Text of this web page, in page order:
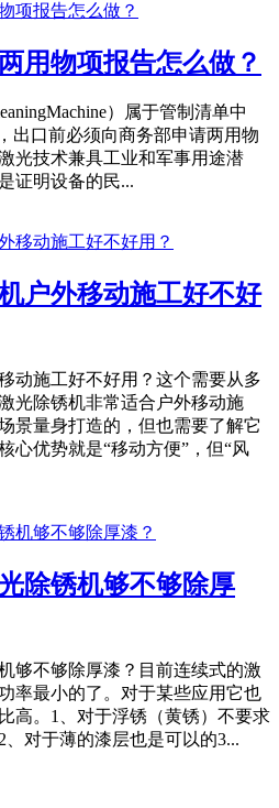
用物项报告怎么做？
）属于管制清单中
出口前必须向商务部申请两用物
光技术兼具工业和军事用途潜
证明设备的民...
户外移动施工好不好
动施工好不好用？这个需要从多
光除锈机非常适合户外移动施
景量身打造的，但也需要了解它
心优势就是“移动方便”，但“风
除锈机够不够除厚
够不够除厚漆？目前连续式的激
率最小的了。对于某些应用它也
高。1、对于浮锈（黄锈）不要求
对于薄的漆层也是可以的3...